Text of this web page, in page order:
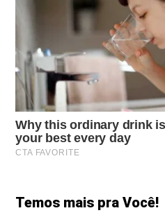
Temos mais pra Você!